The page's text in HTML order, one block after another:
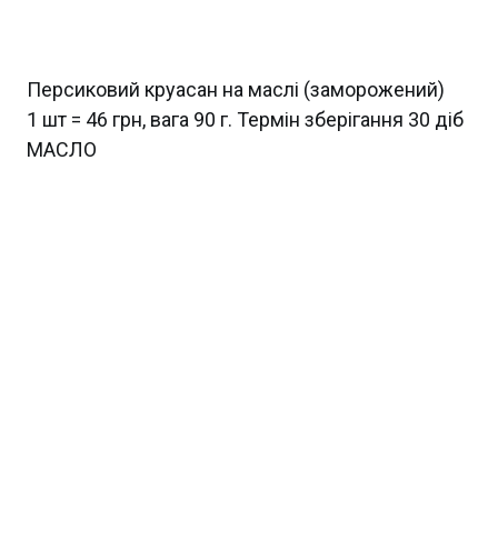
Персиковий круасан на маслі (заморожений)
1 шт = 46 грн, вага 90 г. Термін зберігання 30 діб
МАСЛО